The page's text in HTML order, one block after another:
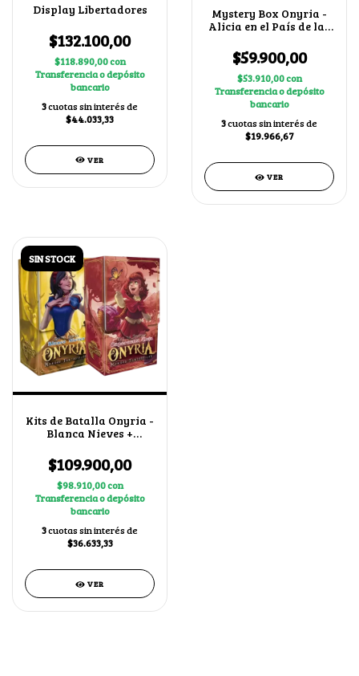
Display Libertadores
$132.100,00
$118.890,00con
Transferencia o depósito
bancario
3cuotas sin interés de
$44.033,33
VER
Mystery Box Onyria -
Alicia en el País de las
$59.900,00
$53.910,00con
Transferencia o depósito
bancario
3cuotas sin interés de
$19.966,67
VER
SIN STOCK
Kits de Batalla Onyria -
Blanca Nieves +
$109.900,00
$98.910,00con
Transferencia o depósito
bancario
3cuotas sin interés de
$36.633,33
VER